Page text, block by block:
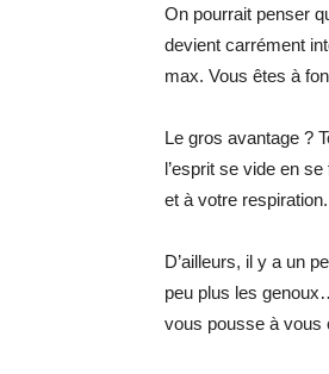
On pourrait penser
devient carrément
max. Vous êtes à
Le gros avantage ?
l’esprit se vide en
et à votre
D’ailleurs, il y a un
peu plus les
vous pousse à vous